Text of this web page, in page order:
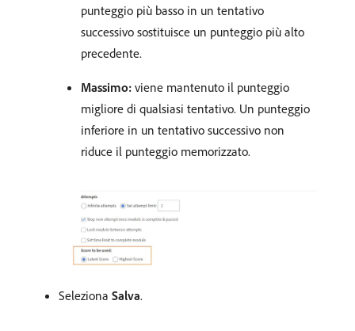
punteggio più basso in un tentativo
successivo sostituisce un punteggio più alto
precedente.
Massimo: viene mantenuto il punteggio
migliore di qualsiasi tentativo. Un punteggio
inferiore in un tentativo successivo non
riduce il punteggio memorizzato.
Seleziona Salva.